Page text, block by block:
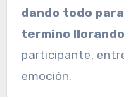
dando todo
termino
participante,
emoción.